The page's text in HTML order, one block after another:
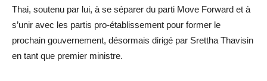
Thai, soutenu par lui, à se séparer du parti Move Forward et à
s’unir avec les partis pro-établissement pour former le
prochain gouvernement, désormais dirigé par Srettha Thavisin
en tant que premier ministre.